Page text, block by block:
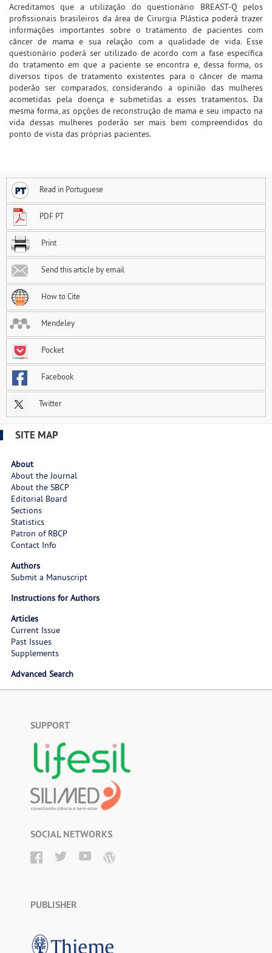
Acreditamos que a utilização do questionário BREAST-Q pelos
profissionais brasileiros da área de Cirurgia Plástica poderá trazer
informações importantes sobre o tratamento de pacientes com
câncer de mama e sua relação com a qualidade de vida. Esse
questionário poderá ser utilizado de acordo com a fase específica
do tratamento em que a paciente se encontra e, dessa forma, os
diversos tipos de tratamento existentes para o câncer de mama
poderão ser comparados, considerando a opinião das mulheres
acometidas pela doença e submetidas a esses tratamentos. Da
mesma forma, as opções de reconstrução de mama e seu impacto na
vida dessas mulheres poderão ser mais bem compreendidos do
ponto de vista das próprias pacientes.
Read in Portuguese
PDF PT
Print
Send this article by email
How to Cite
Mendeley
Pocket
Facebook
Twitter
SITE MAP
About
About the Journal
About the SBCP
Editorial Board
Sections
Statistics
Patron of RBCP
Contact Info
Authors
Submit a Manuscript
Instructions for Authors
Articles
Current Issue
Past Issues
Supplements
Advanced Search
SUPPORT
SOCIAL NETWORKS
PUBLISHER